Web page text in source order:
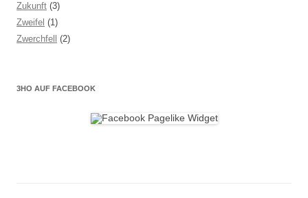
Zukunft (3)
Zweifel (1)
Zwerchfell
(2)
3HO AUF FACEBOOK